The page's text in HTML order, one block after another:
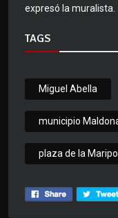
expresó la muralista.
TAGS
Miguel Abella
municipio
plaza de la